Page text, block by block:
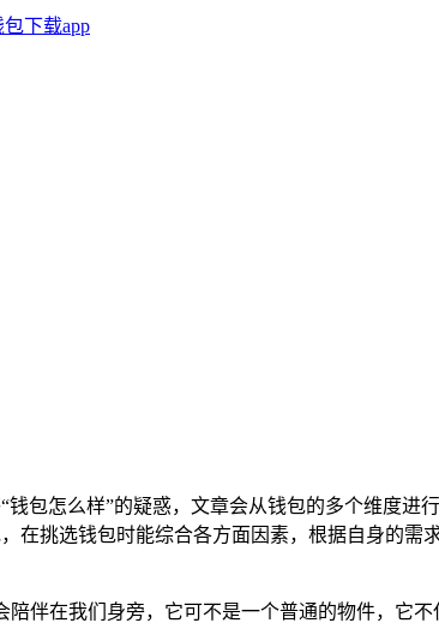
包怎么样”的疑惑，文章会从钱包的多个维度进
在挑选钱包时能综合各方面因素，根据自身的需
伴在我们身旁，它可不是一个普通的物件，它